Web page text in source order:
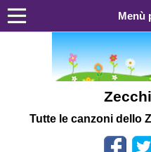
Menù
Tutte le canzoni dello